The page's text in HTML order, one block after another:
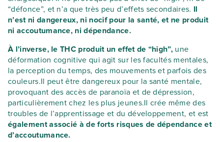
“défonce”, et n’a que très peu d’effets secondaires. Il
n’est ni dangereux, ni nocif pour la santé, et ne produit
ni accoutumance, ni dépendance.
À l’inverse, le THC produit un effet de “high”, une
déformation cognitive qui agit sur les facultés mentales,
la perception du temps, des mouvements et parfois des
couleurs.Il peut être dangereux pour la santé mentale,
provoquant des accès de paranoïa et de dépression,
particulièrement chez les plus jeunes.Il crée même des
troubles de l’apprentissage et du développement, et est
également associé à de forts risques de dépendance et
d’accoutumance.